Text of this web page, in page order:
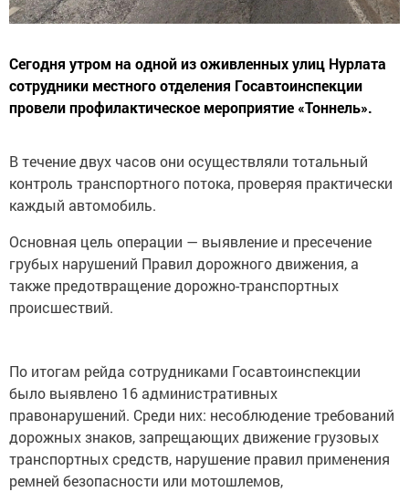
Сегодня утром на одной из оживленных улиц Нурлата
сотрудники местного отделения Госавтоинспекции
провели профилактическое мероприятие «Тоннель».
В течение двух часов они осуществляли тотальный
контроль транспортного потока, проверяя практически
каждый автомобиль.
Основная цель операции — выявление и пресечение
грубых нарушений Правил дорожного движения, а
также предотвращение дорожно-транспортных
происшествий.
По итогам рейда сотрудниками Госавтоинспекции
было выявлено 16 административных
правонарушений. Среди них: несоблюдение требований
дорожных знаков, запрещающих движение грузовых
транспортных средств, нарушение правил применения
ремней безопасности или мотошлемов,